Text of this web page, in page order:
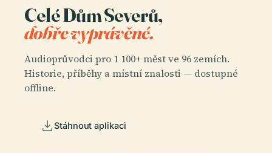
Celé Dům Severů,
dobře vyprávěné.
Audioprůvodci pro 1 100+ měst ve 96 zemích.
Historie, příběhy a místní znalosti — dostupné
offline.
Stáhnout aplikaci